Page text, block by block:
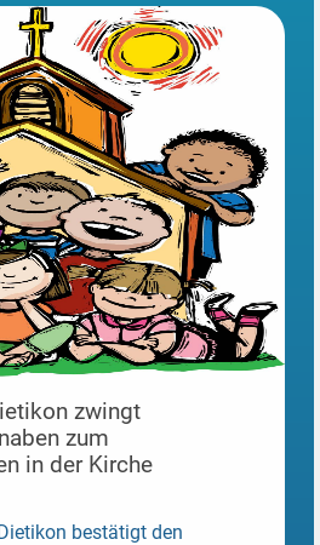
zwingt
zum
in der Kirche
bestätigt den